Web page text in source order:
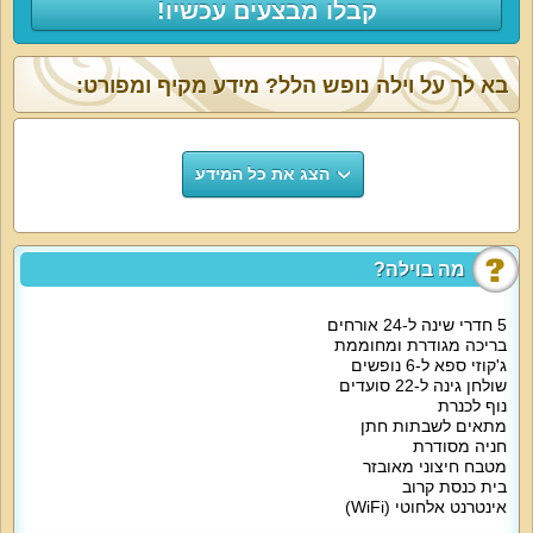
קבלו מבצעים עכשיו!
מה בוילה?
5 חדרי שינה ל-24 אורחים
בריכה מגודרת ומחוממת
ג'קוזי ספא ל-6 נופשים
שולחן גינה ל-22 סועדים
נוף לכנרת
מתאים לשבתות חתן
חניה מסודרת
מטבח חיצוני מאובזר
בית כנסת קרוב
אינטרנט אלחוטי (WiFi)
בא לך על וילה נופש הלל? מידע מקיף ומפורט:
הצג את כל המידע